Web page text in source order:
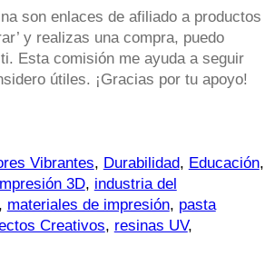
son enlaces de afiliado a productos
y realizas una compra, puedo
Esta comisión me ayuda a seguir
útiles. ¡Gracias por tu apoyo!
Vibrantes, Durabilidad, Educación,
3D, industria del
materiales de impresión, pasta
Creativos, resinas UV,